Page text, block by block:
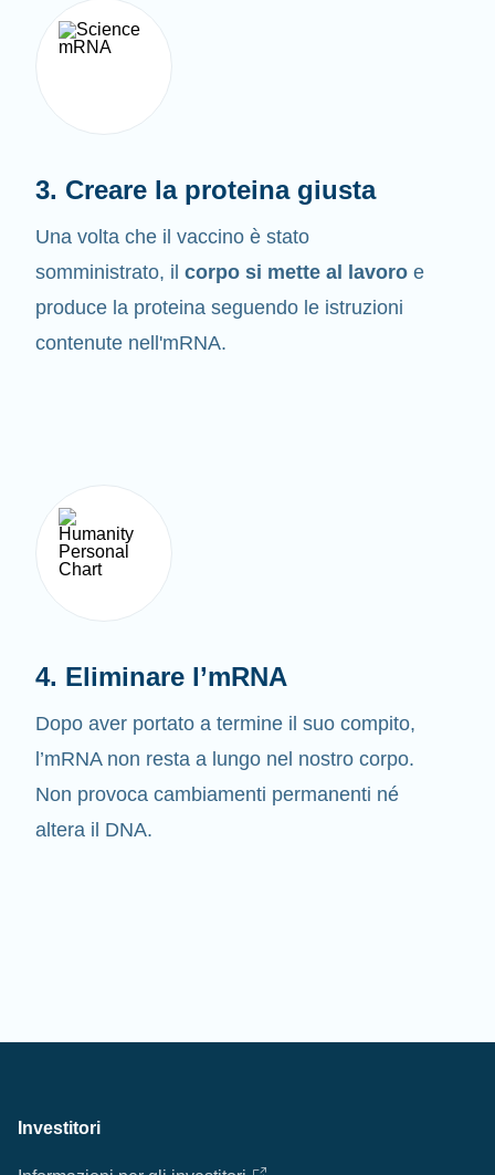
3. Creare la proteina giusta
Una volta che il vaccino è stato
somministrato, il corpo si mette al lavoro e
produce la proteina seguendo le istruzioni
contenute nell'mRNA.
4. Eliminare l’mRNA
Dopo aver portato a termine il suo compito,
l’mRNA non resta a lungo nel nostro corpo.
Non provoca cambiamenti permanenti né
altera il DNA.
Investitori